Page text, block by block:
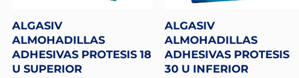
ALGASIV
ALMOHADILLAS
ADHESIVAS PROTESIS 18
U SUPERIOR
ALGASIV
ALMOHADILLAS
ADHESIVAS PROTESIS
30 U INFERIOR